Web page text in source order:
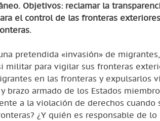
Objetivos: reclamar la
el control de las fronteras
pretendida «invasión» de
militar para vigilar sus fronteras
en las fronteras y expulsarlos
brazo armado de los Estados
a la violación de derechos cuando
¿Y quién es responsable de lo